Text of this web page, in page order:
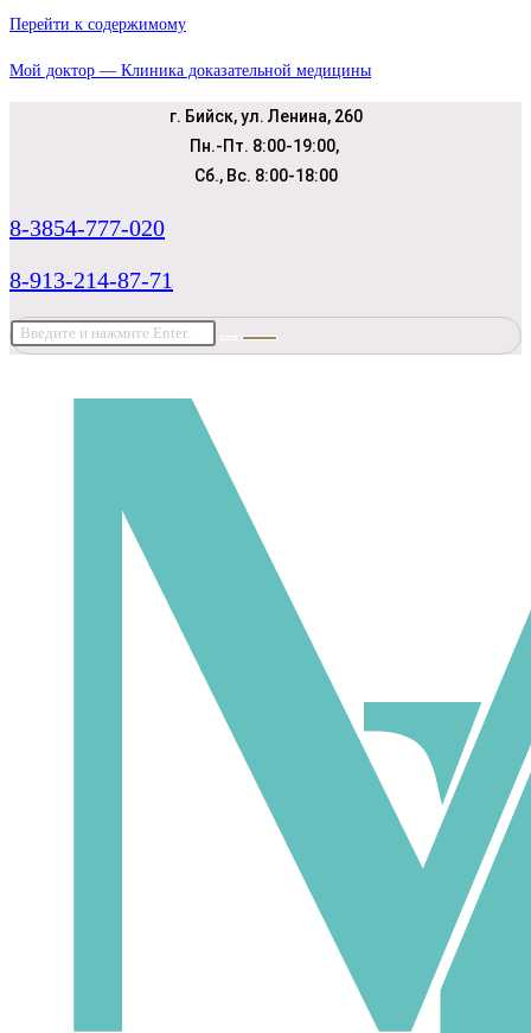
Перейти к содержимому
Мой доктор — Клиника доказательной медицины
г. Бийск, ул. Ленина, 260
Пн.-Пт. 8:00-19:00,
Сб., Вс. 8:00-18:00
8-3854-777-020
8-913-214-87-71